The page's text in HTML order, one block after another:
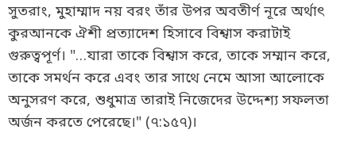
সুতরাং, মুহাম্মাদ নয় বরং তাঁর উপর অবতীর্ণ নূরে অর্থাৎ
কুরআনকে ঐশী প্রত্যাদেশ হিসাবে বিশ্বাস করাটাই
গুরুত্বপূর্ণ। "…যারা তাকে বিশ্বাস করে, তাকে সম্মান করে,
তাকে সমর্থন করে এবং তার সাথে নেমে আসা আলোকে
অনুসরণ করে, শুধুমাত্র তারাই নিজেদের উদ্দেশ্য সফলতা
অর্জন করতে পেরেছে।" (৭:১৫৭)।